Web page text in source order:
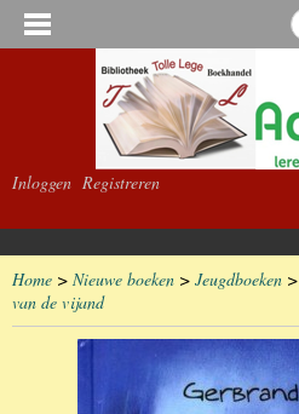
Inloggen Registreren
Home > Nieuwe boeken > Jeugdboeken >
van de vijand